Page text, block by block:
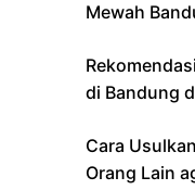
Mewah
di Bandung
Cara
Orang Lain